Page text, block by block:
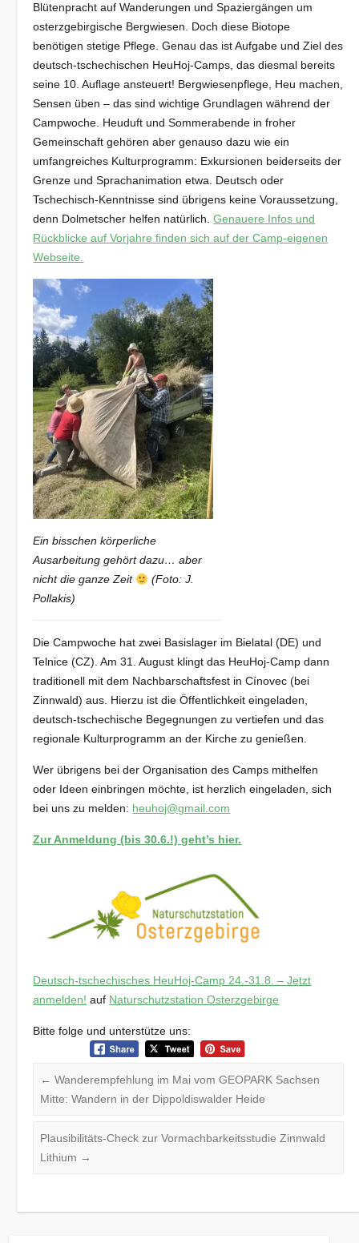
Blütenpracht auf Wanderungen und Spaziergängen um
osterzgebirgische Bergwiesen. Doch diese Biotope
benötigen stetige Pflege. Genau das ist Aufgabe und Ziel des
deutsch-tschechischen HeuHoj-Camps, das diesmal bereits
seine 10. Auflage ansteuert! Bergwiesenpflege, Heu machen,
Sensen üben – das sind wichtige Grundlagen während der
Campwoche. Heuduft und Sommerabende in froher
Gemeinschaft gehören aber genauso dazu wie ein
umfangreiches Kulturprogramm: Exkursionen beiderseits der
Grenze und Sprachanimation etwa. Deutsch oder
Tschechisch-Kenntnisse sind übrigens keine Voraussetzung,
denn Dolmetscher helfen natürlich.Genauere Infos und
Rückblicke auf Vorjahre finden sich auf der Camp-eigenen
Webseite.
Ein bisschen körperliche
Ausarbeitung gehört dazu… aber
nicht die ganze Zeit
(Foto: J.
Pollakis)
Die Campwoche hat zwei Basislager im Bielatal (DE) und
Telnice (CZ). Am 31. August klingt das HeuHoj-Camp dann
traditionell mit dem Nachbarschaftsfest in Cínovec (bei
Zinnwald) aus. Hierzu ist die Öffentlichkeit eingeladen,
deutsch-tschechische Begegnungen zu vertiefen und das
regionale Kulturprogramm an der Kirche zu genießen.
Wer übrigens bei der Organisation des Camps mithelfen
oder Ideen einbringen möchte, ist herzlich eingeladen, sich
bei uns zu melden: heuhoj@gmail.com
Zur Anmeldung (bis 30.6.!) geht’s hier.
Deutsch-tschechisches HeuHoj-Camp 24.-31.8. – Jetzt
anmelden! auf Naturschutzstation Osterzgebirge
Bitte folge und unterstütze uns:
← Wanderempfehlung im Mai vom GEOPARK Sachsen
Mitte: Wandern in der Dippoldiswalder Heide
Plausibilitäts-Check zur Vormachbarkeitsstudie Zinnwald
Lithium →